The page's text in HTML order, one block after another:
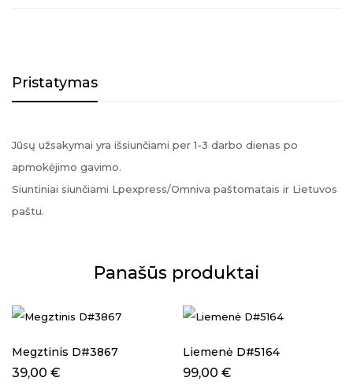
Pristatymas
Jūsų užsakymai yra išsiunčiami per 1-3 darbo dienas po
apmokėjimo gavimo.
Siuntiniai siunčiami Lpexpress/Omniva paštomatais ir Lietuvos
paštu.
Panašūs produktai
Megztinis D#3867
39,00 €
Liemenė D#5164
99,00 €